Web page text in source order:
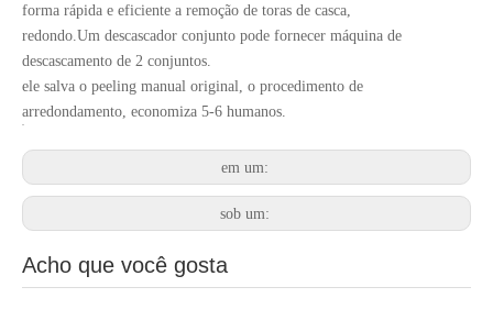
forma rápida e eficiente a remoção de toras de casca,
redondo.Um descascador conjunto pode fornecer máquina de
descascamento de 2 conjuntos.
ele salva o peeling manual original, o procedimento de
arredondamento, economiza 5-6 humanos.
em um:
sob um:
Acho que você gosta